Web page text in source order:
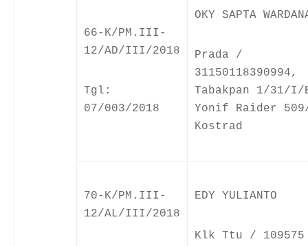
66-K/PM.III-
12/AD/III/2018
Tgl:
07/003/2018
OKY SAPTA
Prada /
31150118390994,
Tabakpan 1/31/I/
Yonif Raider
Kostrad
70-K/PM.III-
12/AL/III/2018
EDY YULIANTO
Klk Ttu / 109575